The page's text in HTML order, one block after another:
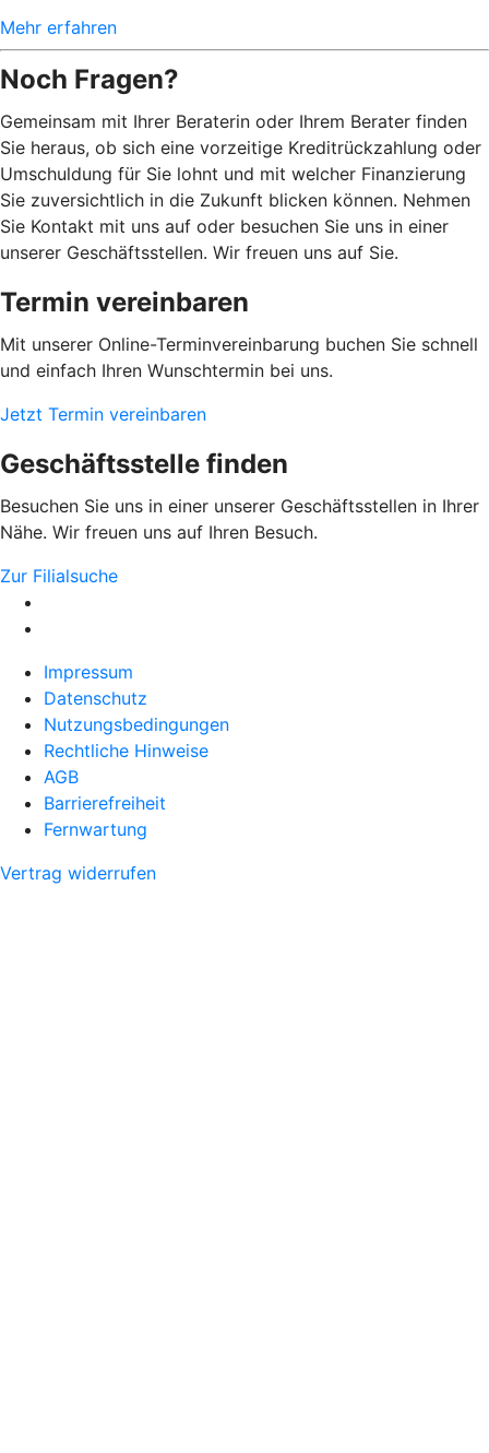
Mehr erfahren
Noch Fragen?
Gemeinsam mit Ihrer Beraterin oder Ihrem Berater finden
Sie heraus, ob sich eine vorzeitige Kreditrückzahlung oder
Umschuldung für Sie lohnt und mit welcher Finanzierung
Sie zuversichtlich in die Zukunft blicken können. Nehmen
Sie Kontakt mit uns auf oder besuchen Sie uns in einer
unserer Geschäftsstellen. Wir freuen uns auf Sie.
Termin vereinbaren
Mit unserer Online-Terminvereinbarung buchen Sie schnell
und einfach Ihren Wunschtermin bei uns.
Jetzt Termin vereinbaren
Geschäftsstelle finden
Besuchen Sie uns in einer unserer Geschäftsstellen in Ihrer
Nähe. Wir freuen uns auf Ihren Besuch.
Zur Filialsuche
Impressum
Datenschutz
Nutzungsbedingungen
Rechtliche Hinweise
AGB
Barrierefreiheit
Fernwartung
Vertrag widerrufen